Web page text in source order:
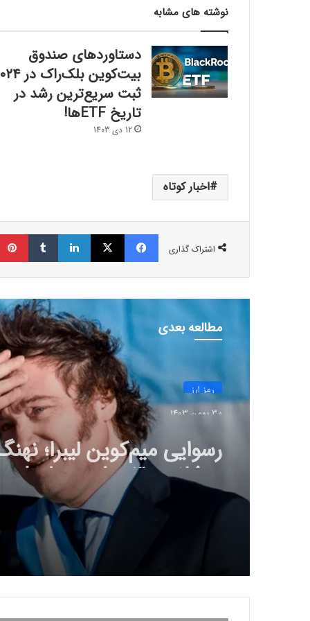
نوشته های مشابه
دستاوردهای صندوق
ثبت سریع‌ترین رشد در
تاریخ ETFها!
12 دی 1403
اخبار کوتاه
اشتراک گذاری
فیسبوک ایکس لینکداین تامبلر
مطالعه بعدی
رمز ارز
30 بهمن 1403
رسوایی میم‌کوین لیبرا؛
بدشانس ۳ میلیون
داد!